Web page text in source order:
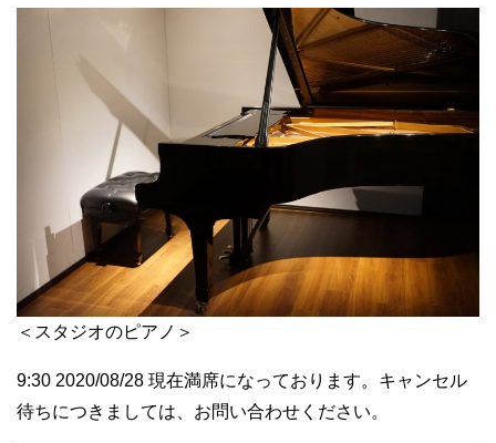
＜スタジオのピアノ＞
9:30 2020/08/28 現在満席になっております。キャンセル
待ちにつきましては、お問い合わせください。